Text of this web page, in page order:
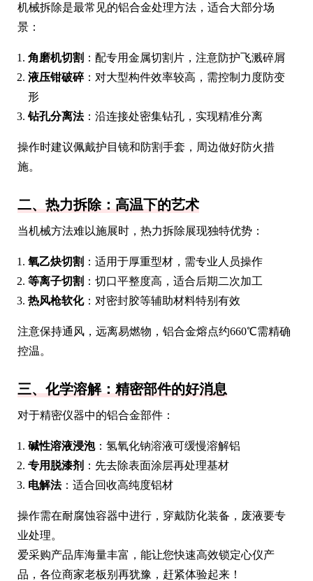
机械拆除是最常见的铝合金处理方法，适合大部分场
景：
角磨机切割 ：配专用金属切割片，注意防护飞溅碎屑
液压钳破碎：对大型构件效率较高，需控制力度防变
形
钻孔分离法：沿连接处密集钻孔，实现精准分离
操作时建议佩戴护目镜和防割手套，周边做好防火措
施。
二、热力拆除：高温下的艺术
当机械方法难以施展时，热力拆除展现独特优势：
氧乙炔切割 ：适用于厚重型材，需专业人员操作
等离子切割 ：切口平整度高，适合后期二次加工
热风枪软化：对密封胶等辅助材料特别有效
注意保持通风，远离易燃物，铝合金熔点约660℃需精确
控温。
三、化学溶解：精密部件的好消息
对于精密仪器中的铝合金部件：
碱性溶液浸泡：氢氧化钠溶液可缓慢溶解铝
专用脱漆剂 ：先去除表面涂层再处理基材
电解法：适合回收高纯度铝材
操作需在耐腐蚀容器中进行，穿戴防化装备，废液要专
业处理。
爱采购产品库海量丰富，能让您快速高效锁定心仪产
品，各位商家老板别再犹豫，赶紧体验起来！